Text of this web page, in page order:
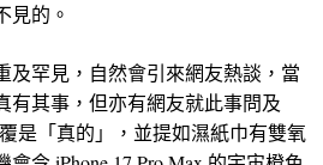
見的。
及罕見，自然會引來網友熱談，當
有其事，但亦有網友就此事問及
是「真的」，並提如濕紙巾有雙氧